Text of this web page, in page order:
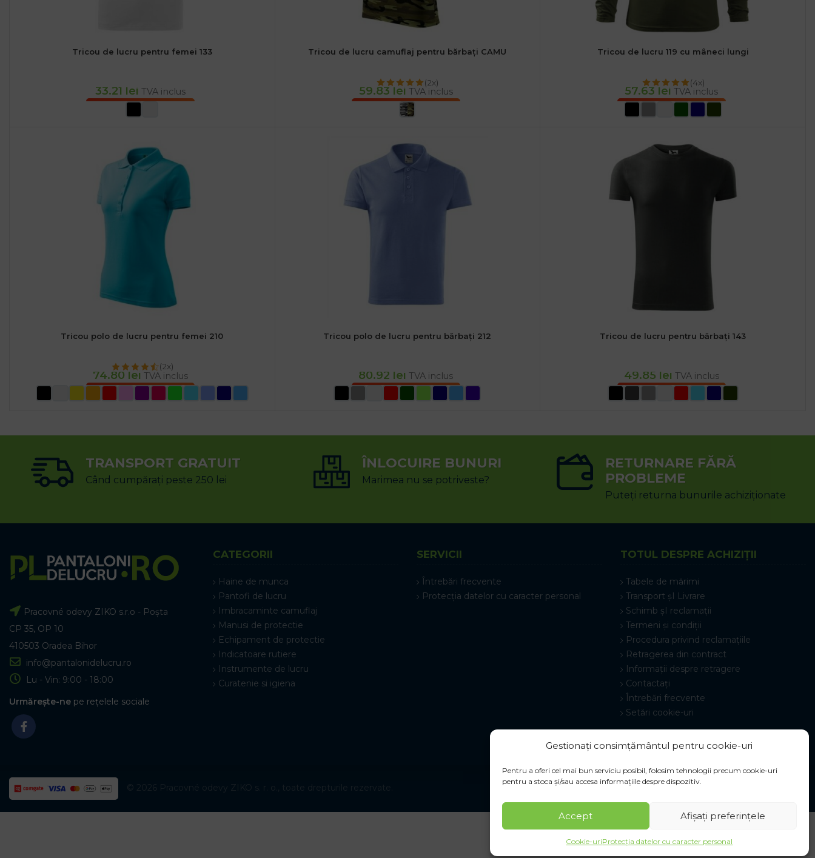
Gestionați consimțământul pentru cookie-uri
Pentru a oferi cel mai bun serviciu posibil, folosim tehnologii precum cookie-uri
pentru a stoca și/sau accesa informațiile despre dispozitiv.
Accept Afișați preferințele
Cookie-uriProtecția datelor cu caracter personal
Tricou de lucru pentru femei 133
33.21 lei TVA inclus
Tricou de lucru camuflaj pentru bărbați CAMU
(2x)
59.83 lei TVA inclus
SELECTEAZĂ OPȚIUNILE
Tricou de lucru 119 cu mâneci lungi
(4x)
57.63 lei TVA inclus
Tricou polo de lucru pentru femei 210
(2x)
74.80lei TVA inclus
Tricou polo de lucru pentru bărbați 212
80.92 lei TVA inclus
Tricou de lucru pentru bărbați 143
49.85 lei TVA inclus
TRANSPORT GRATUIT
Când cumpărați peste 250 lei
ÎNLOCUIRE BUNURI
Marimea nu se potriveste?
RETURNARE FĂRĂ
PROBLEME
Puteți returna bunurile achiziționate
Pracovné odevy ZIKO s.r.o - Poșta
CP 35, OP 10
410503 Oradea Bihor
info@pantalonidelucru.ro
Lu - Vin: 9:00 - 18:00
Urmărește-ne pe rețelele sociale
CATEGORII
Haine de munca
Pantofi de lucru
Imbracaminte camuflaj
Manusi de protectie
Echipament de protectie
Indicatoare rutiere
Instrumente de lucru
Curatenie si igiena
SERVICII
Întrebări frecvente
Protecția datelor cu caracter personal
TOTUL DESPRE ACHIZIȚII
Tabele de mărimi
Transport șI Livrare
Schimb șI reclamații
Termeni și condiții
Procedura privind reclamațiile
Retragerea din contract
Informații despre retragere
Contactați
Întrebări frecvente
Setări cookie-uri